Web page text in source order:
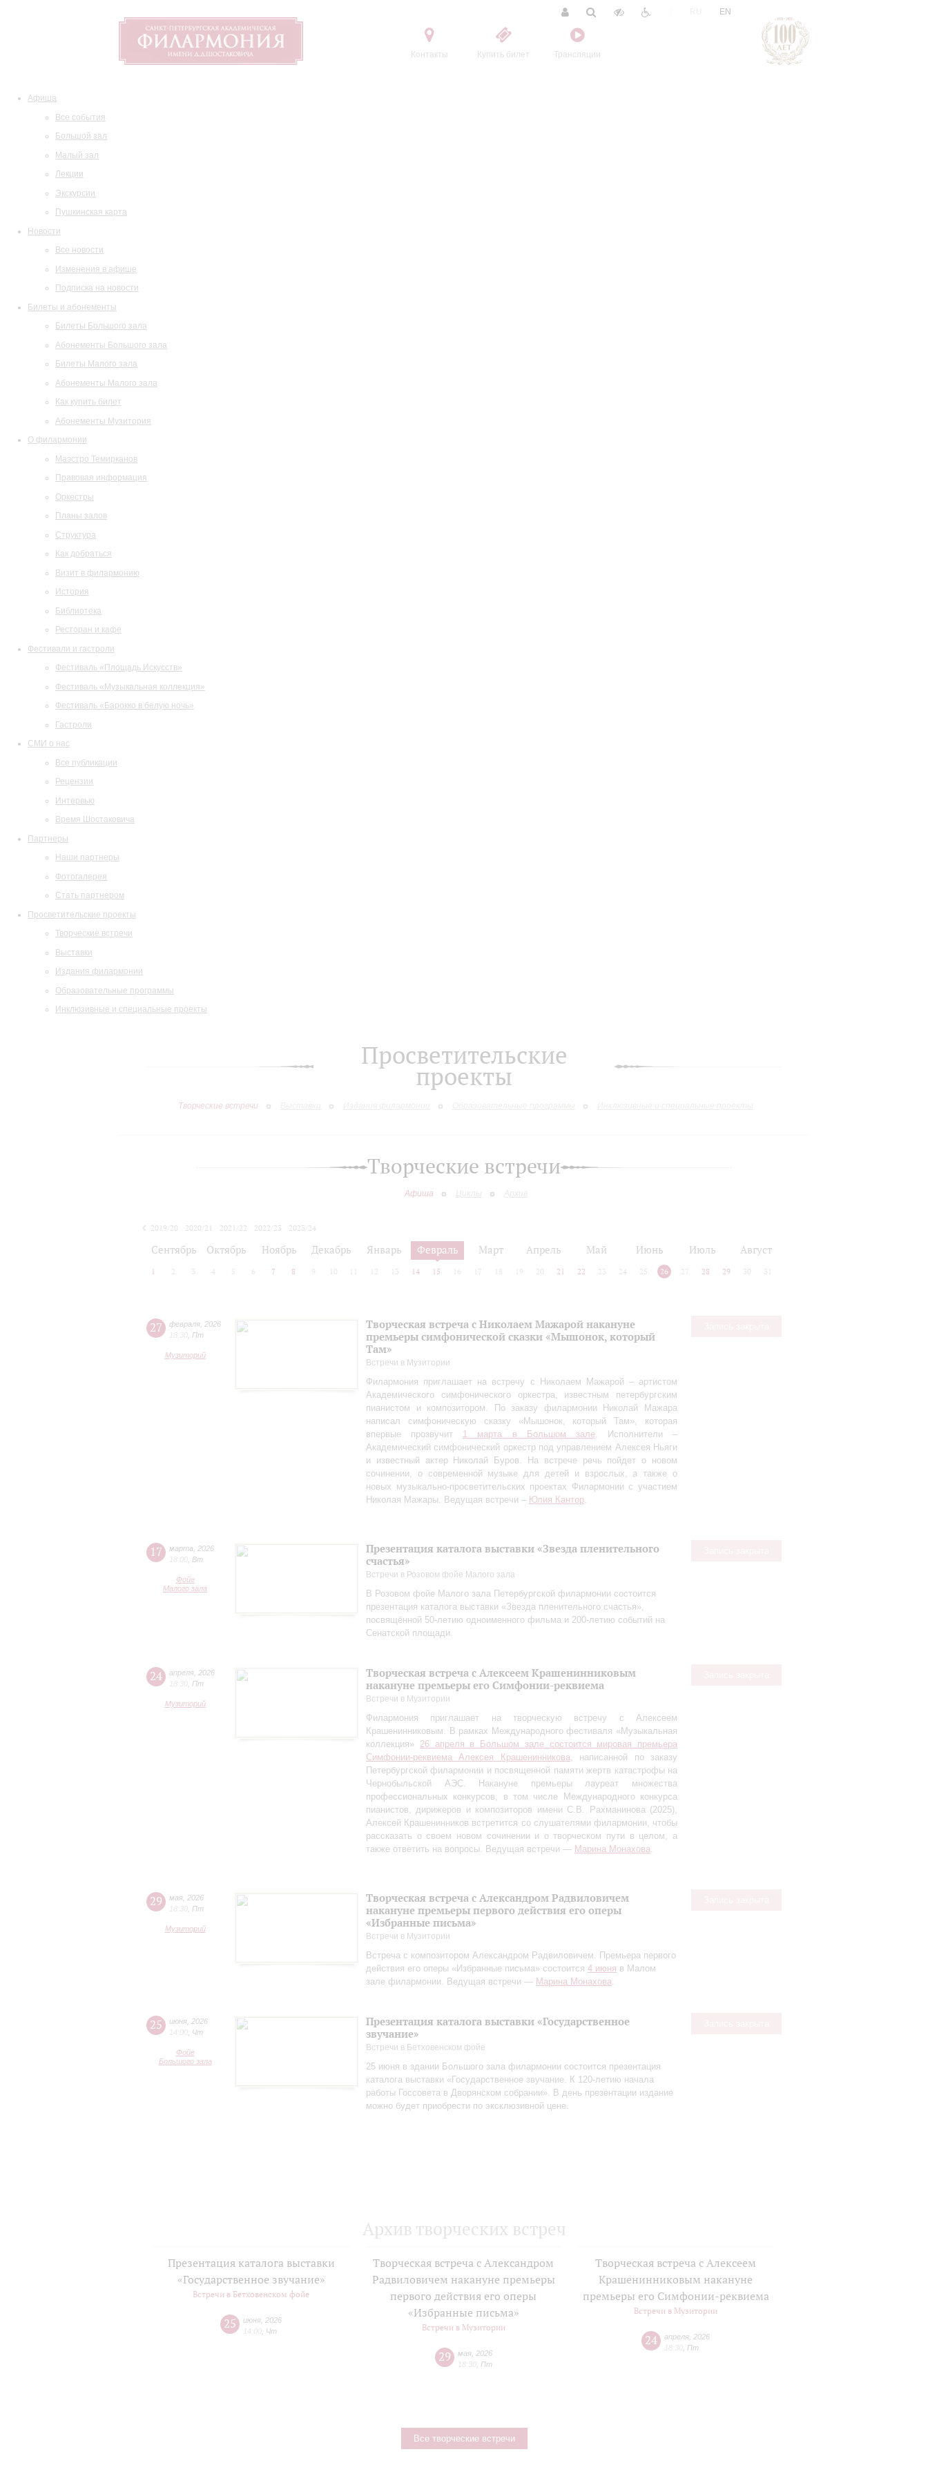
Контакты Купить билет Трансляции
EN
Афиша
Все события
Большой зал
Малый зал
Лекции
Экскурсии
Пушкинская карта
Новости
Все новости
Изменения в афише
Подписка на новости
Билеты и абонементы
Билеты Большого зала
Абонементы Большого зала
Билеты Малого зала
Абонементы Малого зала
Как купить билет
Абонементы Музитория
О филармонии
Маэстро Темирканов
Правовая информация
Оркестры
Планы залов
Структура
Как добраться
Визит в филармонию
История
Библиотека
Ресторан и кафе
Фестивали и гастроли
Фестиваль «Площадь Искусств»
Фестиваль «Музыкальная коллекция»
Фестиваль «Барокко в белую ночь»
Гастроли
СМИ о нас
Все публикации
Рецензии
Интервью
Время Шостаковича
Партнеры
Наши партнеры
Фотогалерея
Стать партнером
Просветительские проекты
Творческие встречи
Выставки
Издания филармонии
Образовательные программы
Инклюзивные и специальные проекты
Просветительские
проекты
Творческие встречи
Творческие встречи
Афиша Циклы Архив
2019/20 2020/21 2021/22 2022/23
2023/24
Сентябрь Октябрь Ноябрь Декабрь Январь Февраль Март Апрель Май Июнь Июль Август
1 2 3 4 5 6 7 8 9 10 12 13 14 15 16 17 18 19 20 21 22 23 24 25 26 27 28 29 30 31
27 февраля 2026
18:30 Пт
Музиторий
Творческая встреча с Николаем Мажарой накануне
премьеры симфонической сказки «Мышонок, который
Там»
Встречи в Музитории
Филармония приглашает на встречу с Николаем Мажарой – артистом
Академического симфонического оркестра, известным петербургским
пианистом и композитором. По заказу филармонии Николай Мажара
написал симфоническую сказку «Мышонок, который Там», которая
впервые прозвучит 1 марта в Большом зале. Исполнители –
Академический симфонический оркестр под управлением Алексея Ньяги
и известный актер Николай Буров. На встрече речь пойдет о новом
сочинении, о современной музыке для детей и взрослых, а также о
новых музыкально-просветительских проектах Филармонии с участием
Николая Мажары. Ведущая встречи – Юлия Кантор.
17 марта
2026
18:00 Вт
Фойе
Малого зала
Презентация каталога выставки «Звезда пленительного
счастья»
Встречи в Розовом фойе Малого зала
В Розовом фойе Малого зала Петербургской филармонии состоится
презентация каталога выставки «Звезда пленительного счастья»,
посвящённой 50-летию одноименного фильма и 200-летию событий на
Сенатской площади.
24 апреля 2026
18:30 Пт
Музиторий
Творческая встреча с Алексеем Крашенинниковым
накануне премьеры его Симфонии-реквиема
Встречи в Музитории
Филармония приглашает на творческую встречу с Алексеем
Крашенинниковым. В рамках Международного фестиваля «Музыкальная
коллекция» 26 апреля в Большом зале состоится мировая премьера
Симфонии-реквиема Алексея Крашенинникова, написанной по заказу
Петербургской филармонии и посвященной памяти жертв катастрофы на
Чернобыльской АЭС. Накануне премьеры лауреат множества
профессиональных конкурсов, в том числе Международного конкурса
пианистов, дирижеров и композиторов имени С.В. Рахманинова (2025),
Алексей Крашенинников встретится со слушателями филармонии, чтобы
рассказать о своем новом сочинении и о творческом пути в целом, а
также ответить на вопросы. Ведущая встречи — Марина Монахова.
29 мая 2026
18:30
Пт
Музиторий
Творческая встреча с Александром Радвиловичем
накануне премьеры первого действия его оперы
«Избранные письма»
Встречи в Музитории
Встреча с композитором Александром Радвиловичем. Премьера первого
действия его оперы «Избранные письма» состоится 4 июня в Малом
зале филармонии. Ведущая встречи — Марина Монахова.
25 июня 2026
Чт
Фойе
Большого зала
Презентация каталога выставки «Государственное
звучание»
Встречи в Бетховенском фойе
25 июня в здании Большого зала филармонии состоится презентация
каталога выставки «Государственное звучание. К 120‑летию начала
работы Госсовета в Дворянском собрании». В день презентации издание
можно будет приобрести по эксклюзивной цене.
Архив творческих встреч
Презентация каталога выставки
«Государственное звучание»
Встречи в Бетховенском фойе
25 июня 2026
Чт
Творческая встреча с Александром
Радвиловичем накануне премьеры
первого действия его оперы
«Избранные письма»
Встречи в Музитории
29 мая, 2026
18:30
Пт
Творческая встреча с Алексеем
Крашенинниковым накануне
премьеры его Симфонии-реквиема
Встречи в Музитории
24 апреля 2026
18:30
Пт
Все творческие встречи